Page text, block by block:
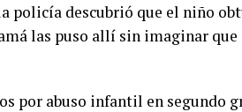
policía descubrió que el niño
las puso allí sin imaginar
por abuso infantil en segundo